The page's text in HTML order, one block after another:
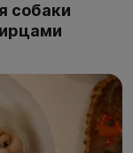
собаки